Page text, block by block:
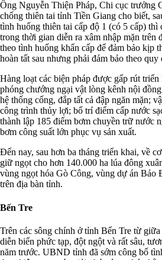
Ông Nguyễn Thiện Pháp, Chi cục trưởng
chống thiên tai tỉnh Tiền Giang cho biết,
tình huống thiên tai cấp độ 1 (có 5 cấp) thì
trong thời gian diễn ra xâm nhập mặn trên
theo tình huống khẩn cấp để đảm bảo kịp
hoàn tất sau nhưng phải đảm bảo theo quy
Hàng loạt các biện pháp được gấp rút
phóng chướng ngại vật lòng kênh nội
hệ thống cống, đắp tất cả đập ngăn mặn;
công trình thủy lợi; bố trí điểm cấp nước
thành lập 185 điểm bơm chuyền trữ nước
bơm công suất lớn phục vụ sản xuất.
Đến nay, sau hơn ba tháng triển khai, về
giữ ngọt cho hơn 140.000 ha lúa đông
vùng ngọt hóa Gò Công, vùng dự án Bảo
trên địa bàn tỉnh.
Bến Tre
Trên các sông chính ở tỉnh Bến Tre từ
diễn biến phức tạp, đột ngột và rất sâu,
năm trước. UBND tỉnh đã sớm công bố